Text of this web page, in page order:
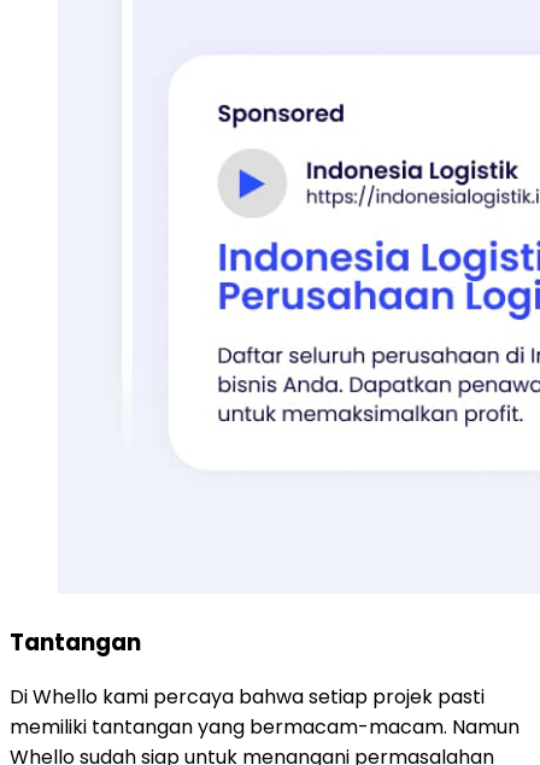
Tantangan
Di Whello kami percaya bahwa setiap projek pasti
memiliki tantangan yang bermacam-macam. Namun
Whello sudah siap untuk menangani permasalahan